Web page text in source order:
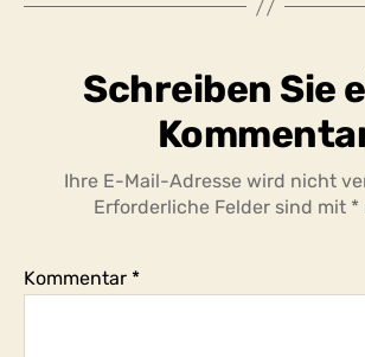
Schreiben Sie
Ihre E-Mail-Adresse wird nicht
Erforderliche Felder sind mit *
Kommentar *